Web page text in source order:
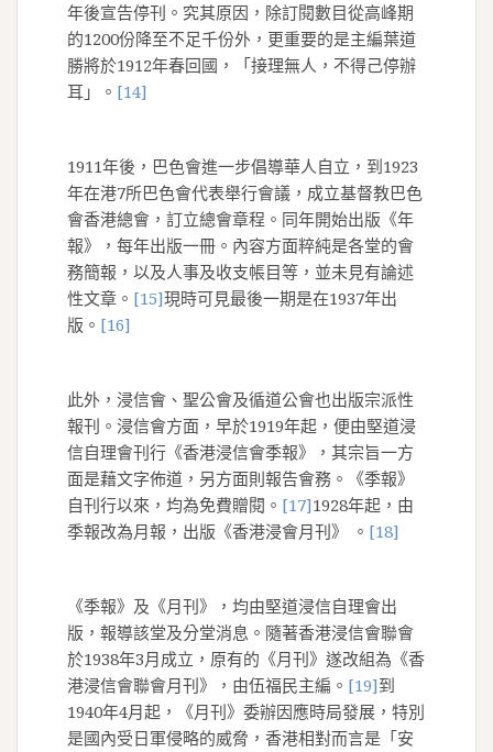
年後宣告停刊。究其原因，除訂閱數目從高峰期
的1200份降至不足千份外，更重要的是主編葉道
勝將於1912年春回國，「接理無人，不得己停辦
耳」。 [14]
1911年後，巴色會進一步倡導華人自立，到1923
年在港7所巴色會代表舉行會議，成立基督教巴色
會香港總會，訂立總會章程。同年開始出版《年
報》，每年出版一冊。內容方面粹純是各堂的會
務簡報，以及人事及收支帳目等，並未見有論述
性文章。 [15]現時可見最後一期是在1937年出
版。 [16]
此外，浸信會、聖公會及循道公會也出版宗派性
報刊。浸信會方面，早於1919年起，便由堅道浸
信自理會刊行《香港浸信會季報》，其宗旨一方
面是藉文字佈道，另方面則報告會務。《季報》
自刊行以來，均為免費贈閱。 [17]1928年起，由
季報改為月報，出版《香港浸會月刊》 。 [18]
《季報》及《月刊》，均由堅道浸信自理會出
版，報導該堂及分堂消息。隨著香港浸信會聯會
於1938年3月成立，原有的《月刊》遂改組為《香
港浸信會聯會月刊》，由伍福民主編。 [19]到
1940年4月起，《月刊》委辦因應時局發展，特別
是國內受日軍侵略的威脅，香港相對而言是「安